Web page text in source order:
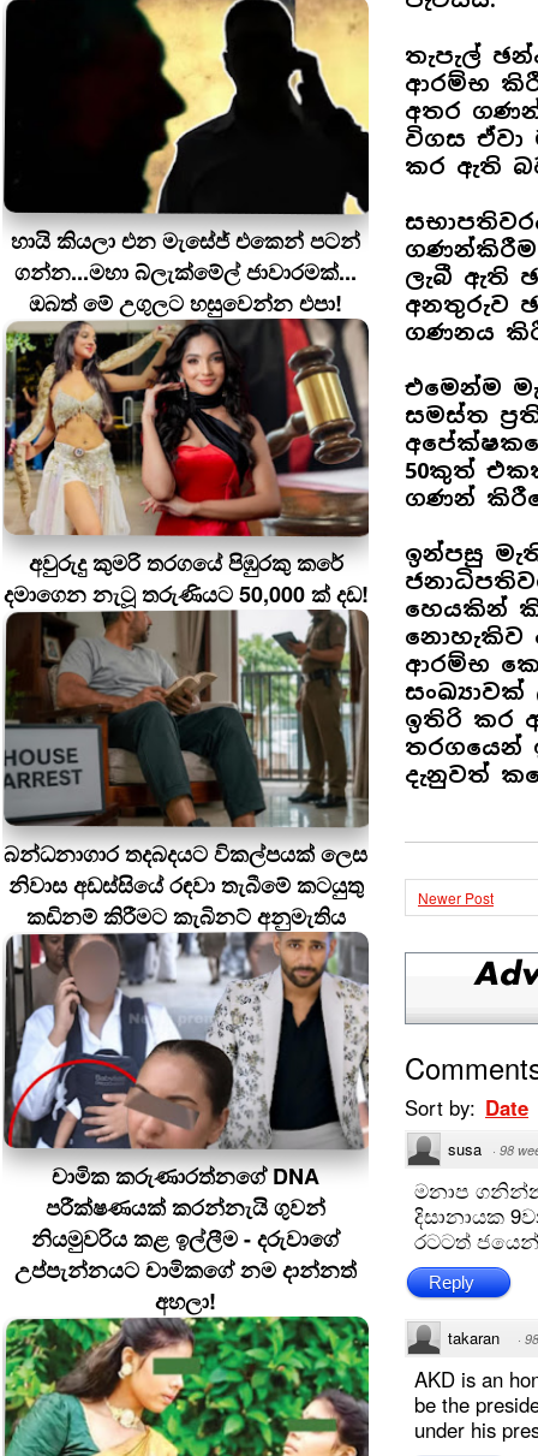
හායි කියලා එන මැසේජ් එකෙන් පටන්
ගන්න...මහා බ්ලැක්මේල් ජාවාරමක්...
ඔබත් මේ උගුලට හසුවෙන්න එපා!
අවුරුදු කුමරි තරගයේ පිඹුරකු කරේ
දමාගෙන නැටූ තරුණියට 50,000 ක් දඩ!
බන්ධනාගාර තදබදයට විකල්පයක් ලෙස
නිවාස අඩස්සියේ රඳවා තැබීමේ කටයුතු
කඩිනම් කිරීමට කැබිනට් අනුමැතිය
චාමික කරුණාරත්නගේ DNA
පරීක්ෂණයක් කරන්නැයි ගුවන්
නියමුවරිය කළ ඉල්ලීම - දරුවාගේ
උප්පැන්නයට චාමිකගේ නම දාන්නත්
අහලා!
තැපැල්
ආරම්භ
අතර
විගස ඒවා
කර ඇති
ගණන්කිරීම
ලැබී ඇති
අනතුරුව
ගණනය
එමෙන්ම
සමස්ත
50කුත්
ගණන්
ඉන්පසු
හෙයකින්
නොහැකිව
ආරම්භ
ඉතිරි කර
තරගයෙන්
දැනුවත්
Newer Post
Sort by: Date
susa · 98
මනාප ගනින්න
දිසානායක
රටටත්
Reply
takaran ·
AKD is an
be the
under his